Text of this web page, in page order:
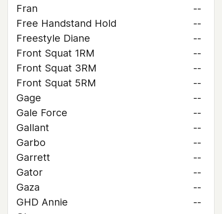
Fran
--
Free Handstand Hold
--
Freestyle Diane
--
Front Squat 1RM
--
Front Squat 3RM
--
Front Squat 5RM
--
Gage
--
Gale Force
--
Gallant
--
Garbo
--
Garrett
--
Gator
--
Gaza
--
GHD Annie
--